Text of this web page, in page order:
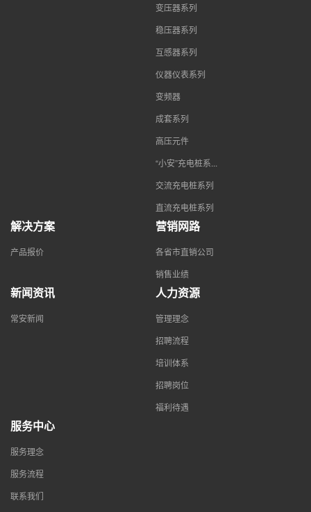
变压器系列
稳压器系列
互感器系列
仪器仪表系列
变频器
成套系列
高压元件
“小安”充电桩系...
交流充电桩系列
直流充电桩系列
解决方案
产品报价
营销网路
各省市直销公司
销售业绩
新闻资讯
常安新闻
人力资源
管理理念
招聘流程
培训体系
招聘岗位
福利待遇
服务中心
服务理念
服务流程
联系我们